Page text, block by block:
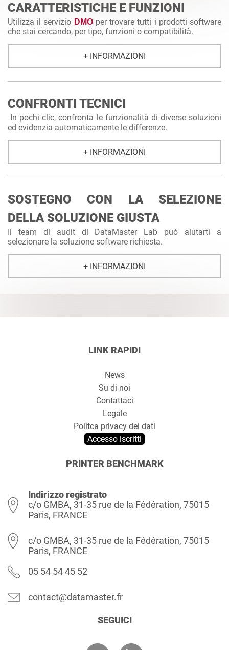
CARATTERISTICHE E FUNZIONI
Utilizza il servizio DMO per trovare tutti i prodotti software
che stai cercando, per tipo, funzioni o compatibilità.
+ INFORMAZIONI
CONFRONTI TECNICI
In pochi clic, confronta le funzionalità di diverse soluzioni
ed evidenzia automaticamente le differenze.
+ INFORMAZIONI
SOSTEGNO CON LA SELEZIONE
DELLA SOLUZIONE GIUSTA
Il team di audit di DataMaster Lab può aiutarti a
selezionare la soluzione software richiesta.
+ INFORMAZIONI
LINK RAPIDI
News
Su di noi
Contattaci
Legale
Politca privacy dei dati
Accesso iscritti
PRINTER BENCHMARK
Indirizzo registrato
c/o GMBA, 31-35 rue de la Fédération, 75015
Paris, FRANCE
c/o GMBA, 31-35 rue de la Fédération, 75015
Paris, FRANCE
05 54 54 45 52
contact@datamaster.fr
SEGUICI